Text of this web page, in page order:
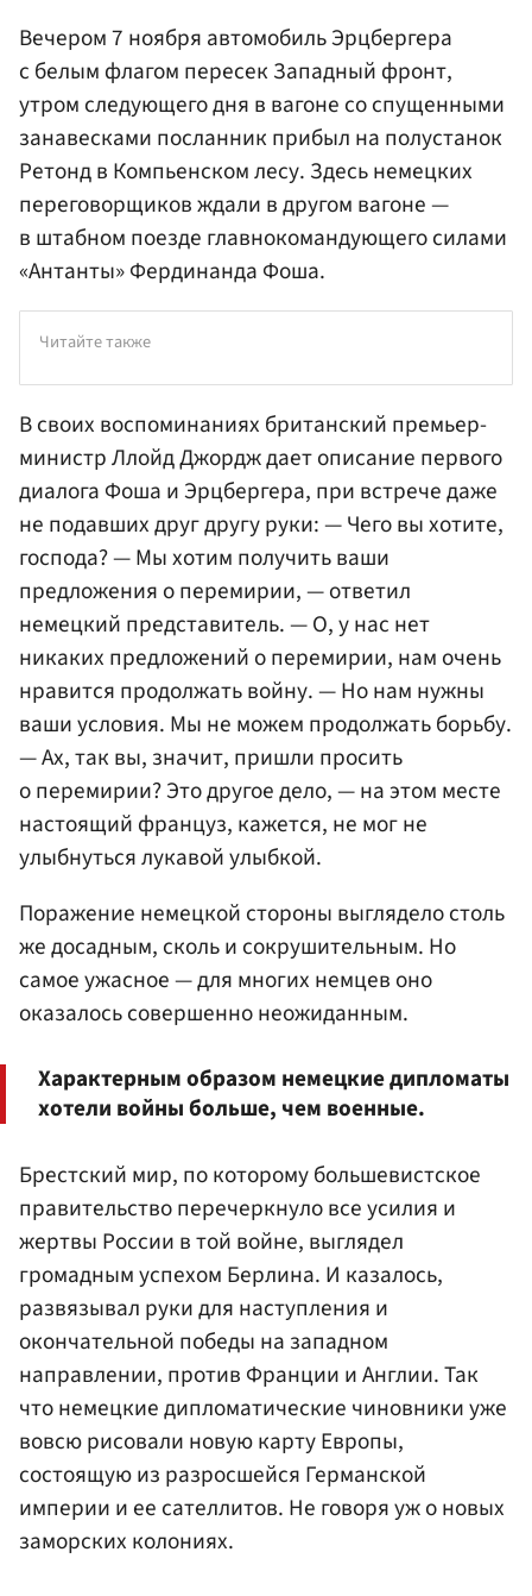
Вечером 7 ноября автомобиль Эрцбергера
с белым флагом пересек Западный фронт,
утром следующего дня в вагоне со спущенными
занавесками посланник прибыл на полустанок
Ретонд в Компьенском лесу. Здесь немецких
переговорщиков ждали в другом вагоне —
в штабном поезде главнокомандующего силами
«Антанты» Фердинанда Фоша.
Читайте также
В своих воспоминаниях британский премьер-
министр Ллойд Джордж дает описание первого
диалога Фоша и Эрцбергера, при встрече даже
не подавших друг другу руки: — Чего вы хотите,
господа? — Мы хотим получить ваши
предложения о перемирии, — ответил
немецкий представитель. — О, у нас нет
никаких предложений о перемирии, нам очень
нравится продолжать войну. — Но нам нужны
ваши условия. Мы не можем продолжать борьбу.
— Ах, так вы, значит, пришли просить
о перемирии? Это другое дело, — на этом месте
настоящий француз, кажется, не мог не
улыбнуться лукавой улыбкой.
Поражение немецкой стороны выглядело столь
же досадным, сколь и сокрушительным. Но
самое ужасное — для многих немцев оно
оказалось совершенно неожиданным.
Характерным образом немецкие дипломаты
хотели войны больше, чем военные.
Брестский мир, по которому большевистское
правительство перечеркнуло все усилия и
жертвы России в той войне, выглядел
громадным успехом Берлина. И казалось,
развязывал руки для наступления и
окончательной победы на западном
направлении, против Франции и Англии. Так
что немецкие дипломатические чиновники уже
вовсю рисовали новую карту Европы,
состоящую из разросшейся Германской
империи и ее сателлитов. Не говоря уж о новых
заморских колониях.